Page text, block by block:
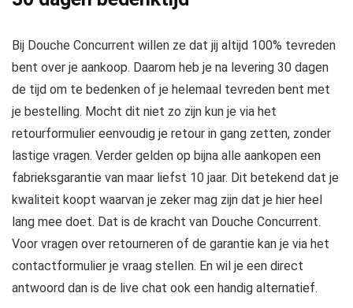
Bij Douche Concurrent willen ze dat jij altijd 100% tevreden
bent over je aankoop. Daarom heb je na levering 30 dagen
de tijd om te bedenken of je helemaal tevreden bent met
je bestelling. Mocht dit niet zo zijn kun je via het
retourformulier eenvoudig je retour in gang zetten, zonder
lastige vragen. Verder gelden op bijna alle aankopen een
fabrieksgarantie van maar liefst 10 jaar. Dit betekend dat je
kwaliteit koopt waarvan je zeker mag zijn dat je hier heel
lang mee doet. Dat is de kracht van Douche Concurrent.
Voor vragen over retourneren of de garantie kan je via het
contactformulier je vraag stellen. En wil je een direct
antwoord dan is de live chat ook een handig alternatief.